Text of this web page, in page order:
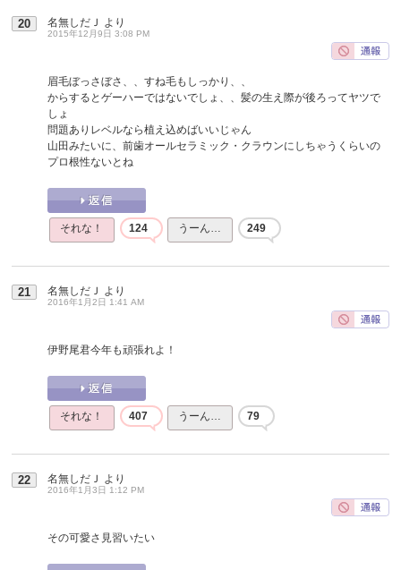
20 名無しだＪ より
2015年12月9日 3:08 PM
眉毛ぼっさぼさ、、すね毛もしっかり、、
からするとゲーハーではないでしょ、、髪の生え際が後ろってヤツで
しょ
問題ありレベルなら植え込めばいいじゃん
山田みたいに、前歯オールセラミック・クラウンにしちゃうくらいの
プロ根性ないとね
それな！ 124 うーん… 249
21 名無しだＪ より
2016年1月2日 1:41 AM
伊野尾君今年も頑張れよ！
それな！ 407 うーん… 79
22 名無しだＪ より
2016年1月3日 1:12 PM
その可愛さ見習いたい